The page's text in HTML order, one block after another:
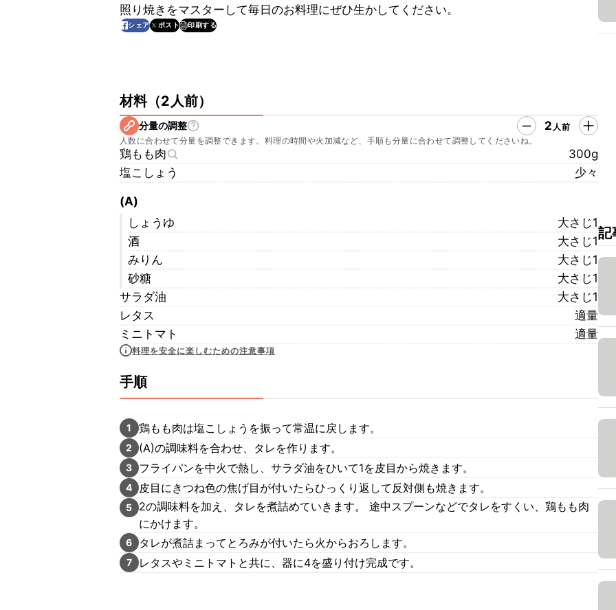
照り焼きをマスターして毎日のお料理にぜひ生かしてください。
シェア ポスト 印刷する
材料（2人前）
分量の調整 2 人前
人数に合わせて分量を調整できます。料理の時間や火加減など、手順も分量に合わせて調整してくださいね。
鶏もも肉
300g
塩こしょう
少々
(A)
しょうゆ
大さじ1
酒
大さじ1
みりん
大さじ1
砂糖
大さじ1
サラダ油
大さじ1
レタス
適量
ミニトマト
適量
料理を安全に楽しむための注意事項
手順
1 鶏もも肉は塩こしょうを振って常温に戻します。
2 (A)の調味料を合わせ、タレを作ります。
3 フライパンを中火で熱し、サラダ油をひいて1を皮目から焼きます。
4 皮目にきつね色の焦げ目が付いたらひっくり返して反対側も焼きます。
5
2の調味料を加え、タレを煮詰めていきます。 途中スプーンなどでタレをすくい、鶏もも肉
にかけます。
6 タレが煮詰まってとろみが付いたら火からおろします。
7 レタスやミニトマトと共に、器に4を盛り付け完成です。
記